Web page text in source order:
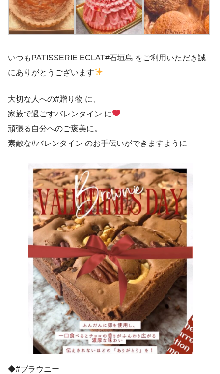
いつもPATISSERIE ECLAT#石垣島 をご利用いただき誠
にありがとうございます
大切な人への#贈り物 に、
家族で過ごすバレンタイン に
頑張る自分へのご褒美に。
素敵な#バレンタイン のお手伝いができますように
◆#ブラウニー